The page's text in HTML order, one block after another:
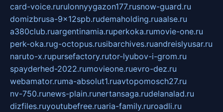
card-voice.rurulonnyygazon177.rusnow-guard.ru
domizbrusa-9x12spb.rudemaholding.ruaalse.ru
a380club.ruargentinamia.ruperkoka.rumovie-one.ru
perk-oka.rug-octopus.rusibarchives.ruandreislyusar.ru
naruto-x.rupursefactory.rutor-lyubov-i-grom.ru
spayderhed-2022.rumovieone.ruevro-dez.ru
webamator.ruma-absolut1.ruavtopomosch27.ru
nv-750.runews-plain.runertansaga.rudelanalad.ru
dizfiles.ruyoutubefree.ruaria-family.ruroadli.ru